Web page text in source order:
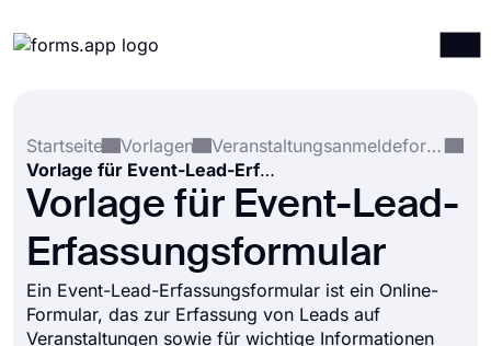
Integrationen
Vorlagen
Ressourcen
Startseite
Vorlagen
Veranstaltungsanmeldeformulare
Vorlage für Event-Lead-Erfassungsformular
Vorlage für Event-Lead-
Erfassungsformular
Ein Event-Lead-Erfassungsformular ist ein Online-
Formular, das zur Erfassung von Leads auf
Veranstaltungen sowie für wichtige Informationen